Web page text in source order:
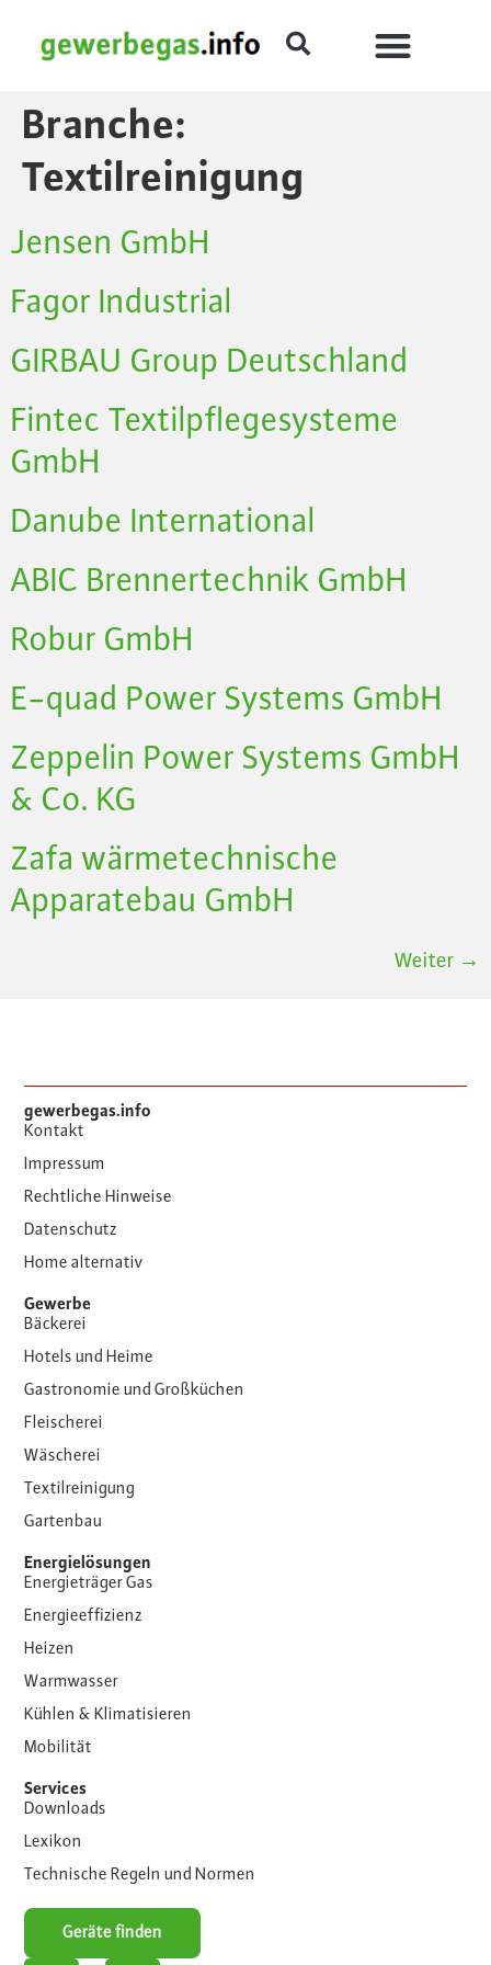
Branche:
Textilreinigung
Jensen GmbH
Fagor Industrial
GIRBAU Group Deutschland
Fintec Textilpflegesysteme
GmbH
Danube International
ABIC Brennertechnik GmbH
Robur GmbH
E-quad Power Systems GmbH
Zeppelin Power Systems GmbH
& Co. KG
Zafa wärmetechnische
Apparatebau GmbH
Weiter →
gewerbegas.info
Kontakt
Impressum
Rechtliche Hinweise
Datenschutz
Home alternativ
Gewerbe
Bäckerei
Hotels und Heime
Gastronomie und Großküchen
Fleischerei
Wäscherei
Textilreinigung
Gartenbau
Energielösungen
Energieträger Gas
Energieeffizienz
Heizen
Warmwasser
Kühlen & Klimatisieren
Mobilität
Services
Downloads
Lexikon
Technische Regeln und Normen
Geräte finden